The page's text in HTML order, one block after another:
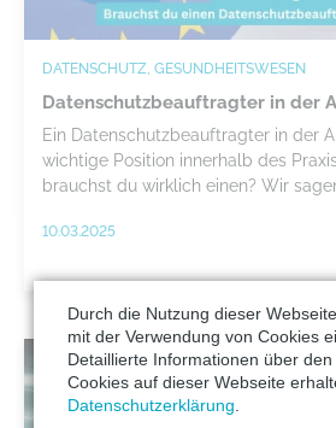
DATENSCHUTZ, GESUNDHEITSWESEN
Datenschutzbeauftragter in der
Ein Datenschutzbeauftragter in der
wichtige Position innerhalb des
brauchst du wirklich einen? Wir
10.03.2025
Durch die Nutzung dieser
mit der Verwendung von Cookies
Detaillierte Informationen über den
Cookies auf dieser Webseite
Datenschutzerklärung